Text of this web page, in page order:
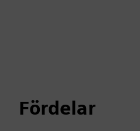
Fördelar